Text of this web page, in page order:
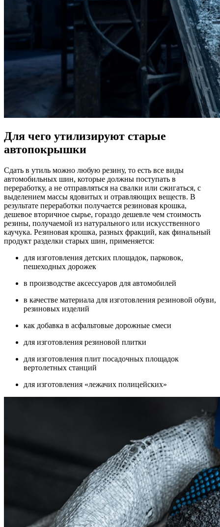
Для чего утилизируют старые
автопокрышки
Сдать в утиль можно любую резину, то есть все виды
автомобильных шин, которые должны поступать в
переработку, а не отправляться на свалки или сжигаться, с
выделением массы ядовитых и отравляющих веществ. В
результате переработки получается резиновая крошка,
дешевое вторичное сырье, гораздо дешевле чем стоимость
резины, получаемой из натурального или искусственного
каучука. Резиновая крошка, разных фракций, как финальный
продукт разделки старых шин, применяется:
для изготовления детских площадок, парковок,
пешеходных дорожек
в производстве аксессуаров для автомобилей
в качестве материала для изготовления резиновой обуви,
резиновых изделий
как добавка в асфальтовые дорожные смеси
для изготовления резиновой плитки
для изготовления плит посадочных площадок
вертолетных станций
для изготовления «лежачих полицейских»